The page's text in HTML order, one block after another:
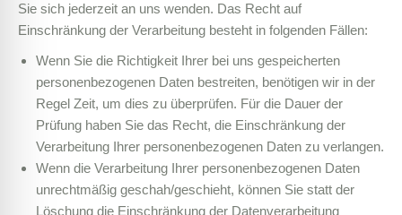
Sie sich jederzeit an uns wenden. Das Recht auf
Einschränkung der Verarbeitung besteht in folgenden Fällen:
Wenn Sie die Richtigkeit Ihrer bei uns gespeicherten
personenbezogenen Daten bestreiten, benötigen wir in der
Regel Zeit, um dies zu überprüfen. Für die Dauer der
Prüfung haben Sie das Recht, die Einschränkung der
Verarbeitung Ihrer personenbezogenen Daten zu verlangen.
Wenn die Verarbeitung Ihrer personenbezogenen Daten
unrechtmäßig geschah/geschieht, können Sie statt der
Löschung die Einschränkung der Datenverarbeitung